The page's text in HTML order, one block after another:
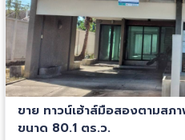
ขาย ทาวน์เฮ้าส์มือสองตามสภ
ขนาด 80.1 ตร.ว.